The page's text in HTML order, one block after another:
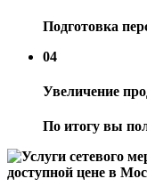
Подготовка
04
Увеличение
По итогу вы